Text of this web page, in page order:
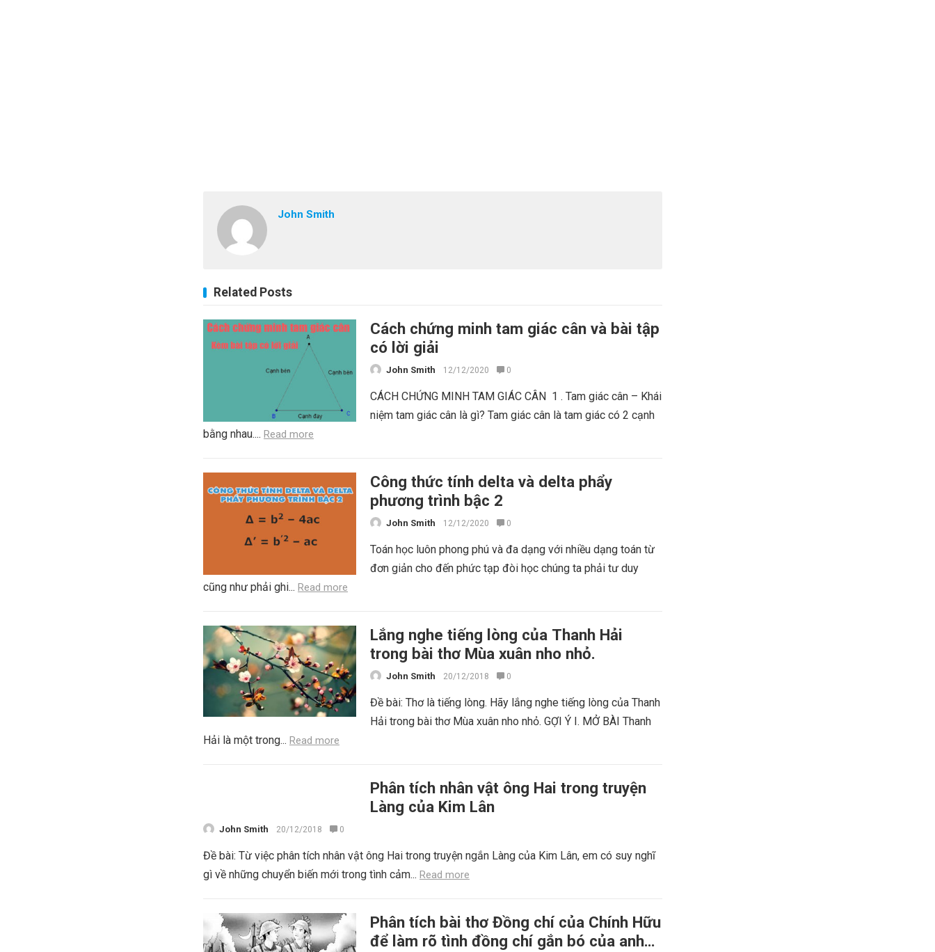
John Smith
Related Posts
Cách chứng minh tam giác cân và bài tập
có lời giải
John Smith 12/12/2020 0
CÁCH CHỨNG MINH TAM GIÁC CÂN 1 . Tam giác cân – Khái
niệm tam giác cân là gì? Tam giác cân là tam giác có 2 cạnh
bằng nhau.... Read more
Công thức tính delta và delta phẩy
phương trình bậc 2
John Smith 12/12/2020 0
Toán học luôn phong phú và đa dạng với nhiều dạng toán từ
đơn giản cho đến phức tạp đòi học chúng ta phải tư duy
cũng như phải ghi... Read more
Lắng nghe tiếng lòng của Thanh Hải
trong bài thơ Mùa xuân nho nhỏ.
John Smith 20/12/2018 0
Đề bài: Thơ là tiếng lòng. Hãy lắng nghe tiếng lòng của Thanh
Hải trong bài thơ Mùa xuân nho nhỏ. GỢI Ý I. MỞ BÀI Thanh
Hải là một trong... Read more
Phân tích nhân vật ông Hai trong truyện
Làng của Kim Lân
John Smith 20/12/2018 0
Đề bài: Từ việc phân tích nhân vật ông Hai trong truyện ngắn Làng của Kim Lân, em có suy nghĩ
gì về những chuyển biến mới trong tình cảm... Read more
Phân tích bài thơ Đồng chí của Chính Hữu
để làm rõ tình đồng chí gắn bó của anh